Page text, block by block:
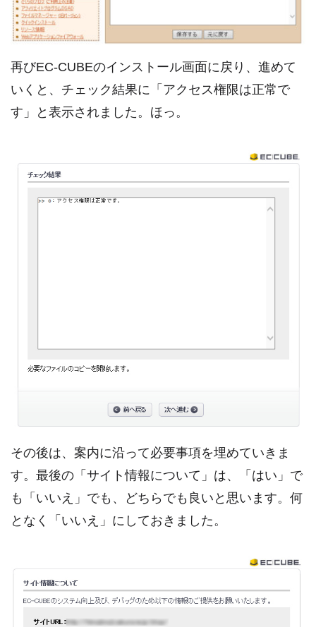
再びEC-CUBEのインストール画面に戻り、進めて
いくと、チェック結果に「アクセス権限は正常で
す」と表示されました。ほっ。
その後は、案内に沿って必要事項を埋めていきま
す。最後の「サイト情報について」は、「はい」で
も「いいえ」でも、どちらでも良いと思います。何
となく「いいえ」にしておきました。